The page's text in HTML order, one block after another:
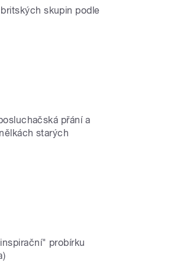
skupin podle
přání a
starých
probírku